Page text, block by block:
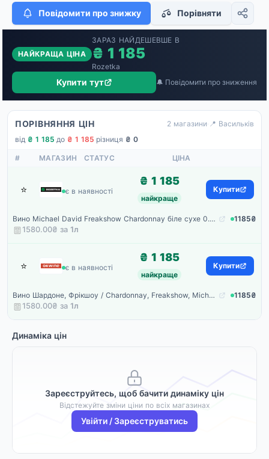
Повідомити про знижку Порівняти
НАЙКРАЩА ЦІНА
ЗАРАЗ НАЙДЕШЕВШЕ В
₴ 1 185
Rozetka
Купити тут 🔔 Повідомити про зниження
ПОРІВНЯННЯ ЦІН 2 магазини· 📍 Васильків
від ₴ 1 185·до ₴ 1 185·різниця ₴ 0
# МАГАЗИН СТАТУС ЦІНА
⭐ Rozetka
є в наявності
₴ 1 185
найкраще
Купити
Вино Michael David Freakshow Chardonnay біле сухе 0.75 л (652935100531)
1185₴
1580.00₴ за 1л
⭐ Okwine
є в наявності
₴ 1 185
найкраще
Купити
Вино Шардоне, Фрікшоу / Chardonnay, Freakshow, Michael David, біле сухе 0.75л
1185₴
1580.00₴ за 1л
Динаміка цін
Зареєструйтесь, щоб бачити динаміку цін
Відстежуйте зміни ціни по всіх магазинах
Увійти / Зареєструватись